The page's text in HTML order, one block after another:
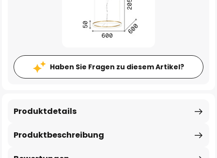
Haben Sie Fragen zu diesem Artikel?
Produktbeschreibung
Produktdetails